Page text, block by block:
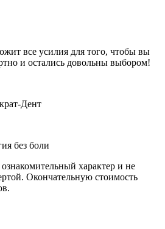
все усилия для того, чтобы вы
и остались довольны выбором!
без боли
характер и не
Окончательную стоимость